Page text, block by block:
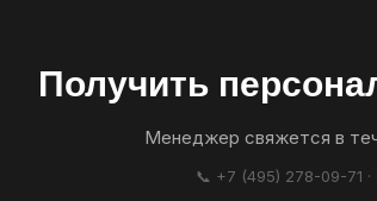
Получить
Менеджер свяжется в
📞 +7 (495) 278-09-71